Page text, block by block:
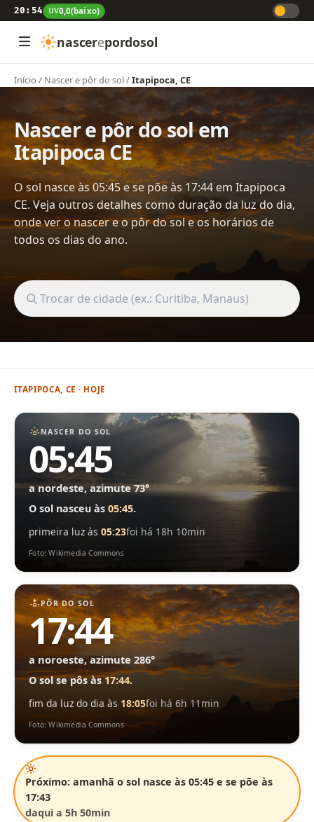
20:54 UV0,0(baixo)
nascerepordosol
Início / Nascer e pôr do sol/Itapipoca, CE
Nascer e pôr do sol em
Itapipoca CE
O sol nasce às 05:45 e se põe às 17:44 em Itapipoca
CE. Veja outros detalhes como duração da luz do dia,
onde ver o nascer e o pôr do sol e os horários de
todos os dias do ano.
Buscar cidade
ITAPIPOCA, CE · HOJE
NASCER DO SOL
05:45
a nordeste, azimute 73°
O sol nasceu às05:45.
primeira luz às05:23foi há 18h 10min
Foto: Wikimedia Commons
PÔR DO SOL
17:44
a noroeste, azimute 286°
O sol se pôs às17:44.
fim da luz do dia às 18:05foi há 6h 11min
Foto: Wikimedia Commons
Próximo: amanhã o sol nasce às 05:45 e se põe às
17:43
daqui a 5h 50min